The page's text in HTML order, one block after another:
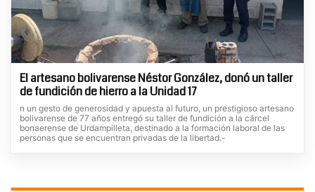
El artesano bolivarense Néstor González, donó un taller
de fundición de hierro a la Unidad 17
n un gesto de generosidad y apuesta al futuro, un prestigioso artesano
bolivarense de 77 años entregó su taller de fundición a la cárcel
bonaerense de Urdampilleta, destinado a la formación laboral de las
personas que se encuentran privadas de la libertad.-